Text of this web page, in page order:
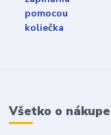
Všetko o nákupe